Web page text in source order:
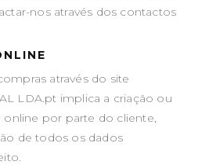
nos através dos contactos
através do site
LDA.pt implica a criação ou
online por parte do cliente,
de todos os dados